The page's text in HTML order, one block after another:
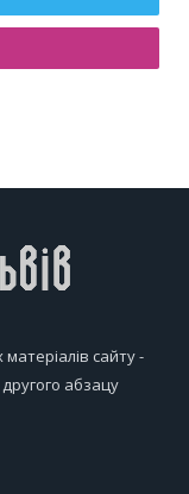
сайту -
абзацу